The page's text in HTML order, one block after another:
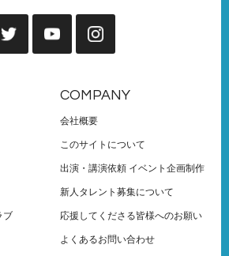
ブ
COMPANY
会社概要
このサイトについて
出演・講演依頼 イベント企画制作
新人タレント募集について
応援してくださる皆様へのお願い
よくあるお問い合わせ